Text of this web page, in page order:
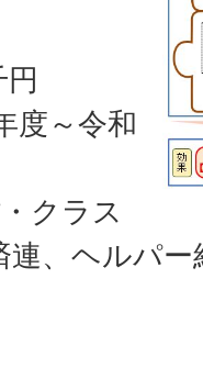
度～令和
クラス
連、ヘルパ